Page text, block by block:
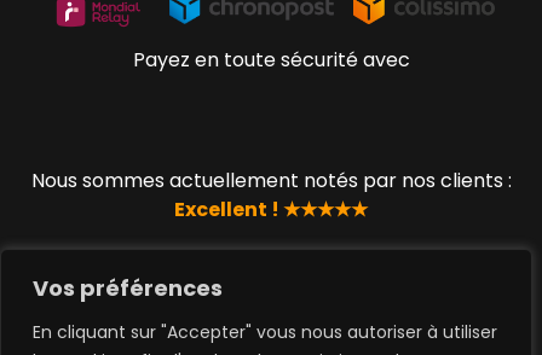
Vos préférences
En cliquant sur "Accepter" vous nous autoriser à utiliser
Payez en toute sécurité avec
Nous sommes actuellement notés par nos clients :
Excellent ! ★★★★★
© 2019 - 2023 www.lucky-geek.com par QUEEN TOYS
SAS